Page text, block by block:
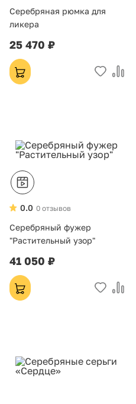
Серебряная рюмка для
ликера
25 470 ₽
0 отзывов
0.0
Серебряный фужер
"Растительный узор"
41 050 ₽